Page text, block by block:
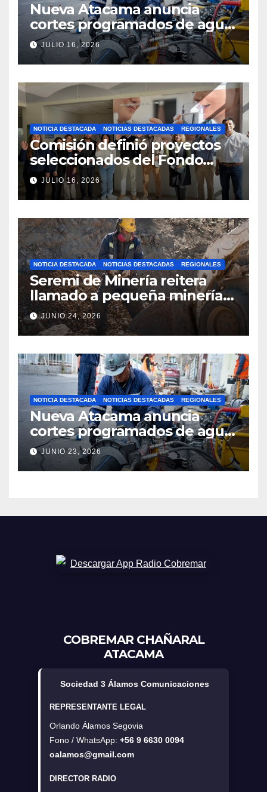
Nueva Atacama anuncia
cortes programados de agua
potable en Copiapó y
Caldera: revisa fechas,
horarios y sectores
JULIO 16, 2026
NOTICIA DESTACADA NOTICIAS DESTACADAS REGIONALES
Comisión definió proyectos
seleccionados del Fondo
Concursable 2026 de Nueva
Atacama
JULIO 16, 2026
NOTICIA DESTACADA NOTICIAS DESTACADAS REGIONALES
Seremi de Minería reitera
llamado a pequeña minería
para postulaciones PAMMA
Equipa y Desarrolla 2026
JUNIO 24, 2026
NOTICIA DESTACADA NOTICIAS DESTACADAS REGIONALES
Nueva Atacama anuncia
cortes programados de agua
potable en Copiapó y
Caldera: revisa fechas,
horarios y sectores
JUNIO 23, 2026
COBREMAR CHAÑARAL
ATACAMA
Sociedad 3 Álamos Comunicaciones
REPRESENTANTE LEGAL
Orlando Álamos Segovia
Fono / WhatsApp: +56 9 6630 0094
oalamos@gmail.com
DIRECTOR RADIO